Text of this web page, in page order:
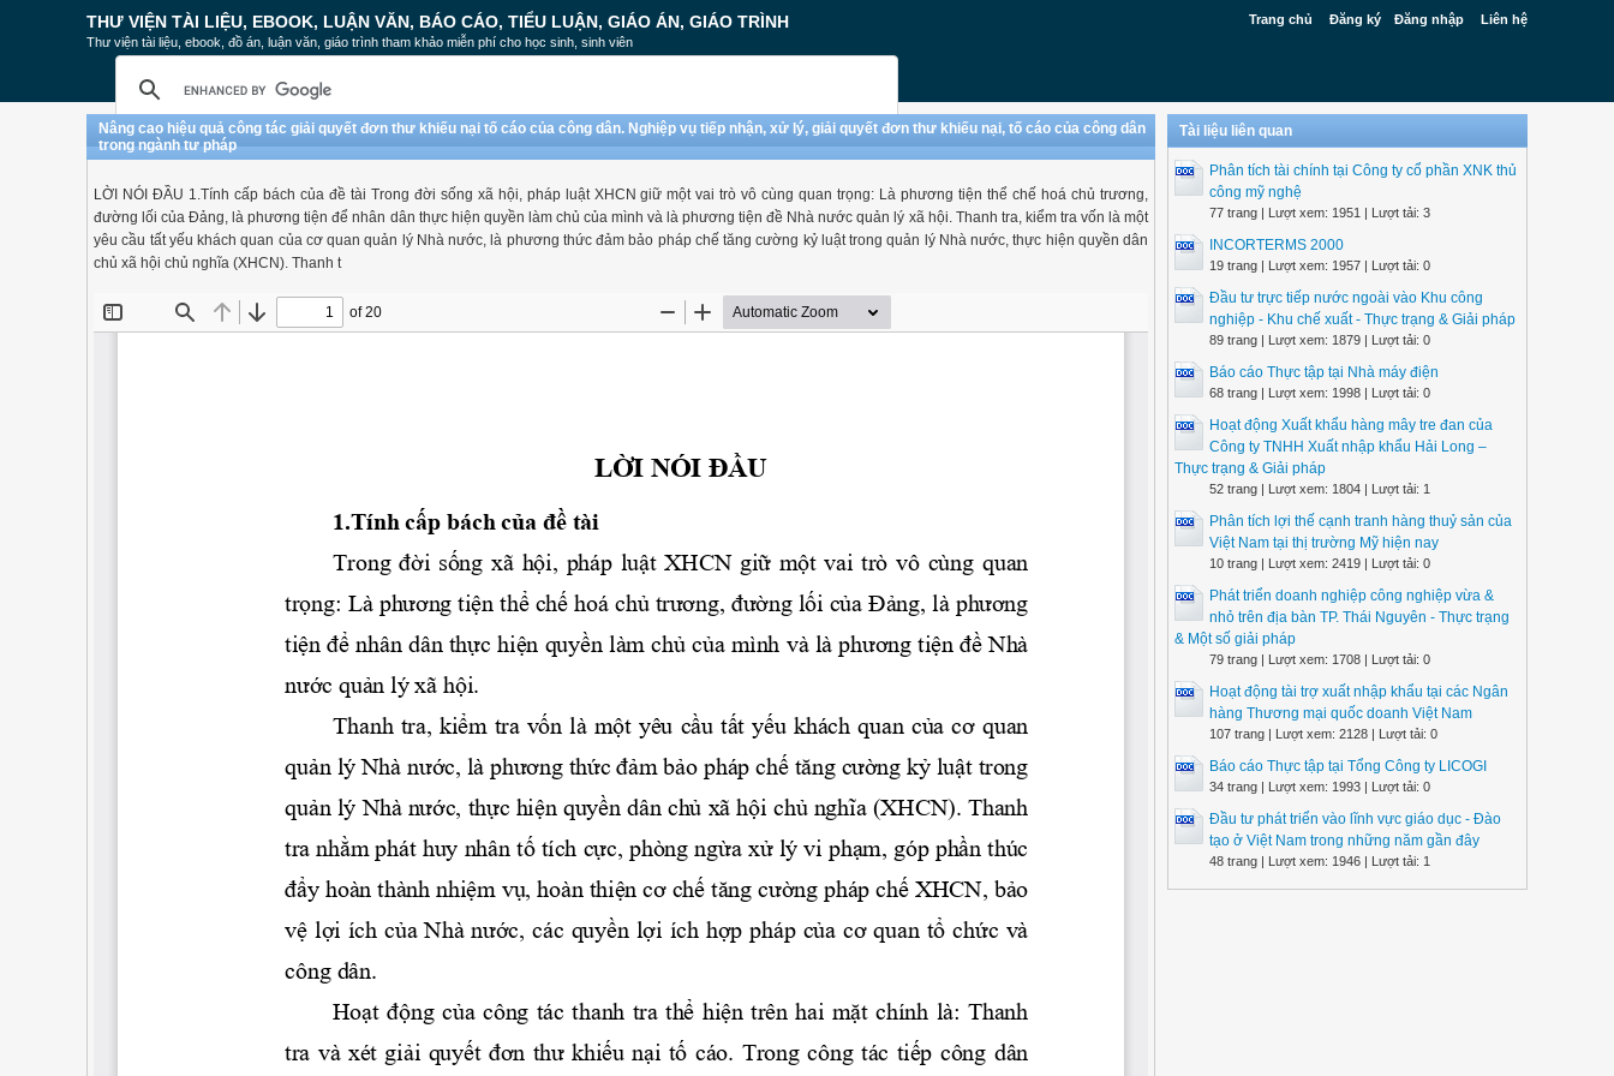
Trang chủ Đăng ký Đăng nhập Liên hệ
THƯ VIỆN TÀI LIỆU, EBOOK, LUẬN VĂN, BÁO CÁO, TIỂU LUẬN, GIÁO ÁN, GIÁO TRÌNH
Thư viện tài liệu, ebook, đồ án, luận văn, giáo trình tham khảo miễn phí cho học sinh, sinh viên
Nâng cao hiệu quả công tác giải quyết đơn thư khiếu nại tố cáo của công dân. Nghiệp vụ tiếp nhận, xử lý, giải quyết đơn thư khiếu nại, tố cáo của công dân
trong ngành tư pháp
LỜI NÓI ĐẦU 1.Tính cấp bách của đề tài Trong đời sống xã hội, pháp luật XHCN giữ một vai trò vô cùng quan trọng: Là phương tiện thể chế hoá chủ trương,
đường lối của Đảng, là phương tiện để nhân dân thực hiện quyền làm chủ của mình và là phương tiện đề Nhà nước quản lý xã hội. Thanh tra, kiểm tra vốn là một
yêu cầu tất yếu khách quan của cơ quan quản lý Nhà nước, là phương thức đảm bảo pháp chế tăng cường kỷ luật trong quản lý Nhà nước, thực hiện quyền dân
chủ xã hội chủ nghĩa (XHCN). Thanh t
Tài liệu liên quan
Phân tích tài chính tại Công ty cổ phần XNK thủ
công mỹ nghệ
77 trang | Lượt xem: 1951 | Lượt tải: 3
INCORTERMS 2000
19 trang | Lượt xem: 1957 | Lượt tải: 0
Đầu tư trực tiếp nước ngoài vào Khu công
nghiệp - Khu chế xuất - Thực trạng & Giải pháp
89 trang | Lượt xem: 1879 | Lượt tải: 0
Báo cáo Thực tập tại Nhà máy điện
68 trang | Lượt xem: 1998 | Lượt tải: 0
Hoạt động Xuất khẩu hàng mây tre đan của
Công ty TNHH Xuất nhập khẩu Hải Long –
Thực trạng & Giải pháp
52 trang | Lượt xem: 1804 | Lượt tải: 1
Phân tích lợi thế cạnh tranh hàng thuỷ sản của
Việt Nam tại thị trường Mỹ hiện nay
10 trang | Lượt xem: 2419 | Lượt tải: 0
Phát triển doanh nghiệp công nghiệp vừa &
nhỏ trên địa bàn TP. Thái Nguyên - Thực trạng
& Một số giải pháp
79 trang | Lượt xem: 1708 | Lượt tải: 0
Hoạt động tài trợ xuất nhập khẩu tại các Ngân
hàng Thương mại quốc doanh Việt Nam
107 trang | Lượt xem: 2128 | Lượt tải: 0
Báo cáo Thực tập tại Tổng Công ty LICOGI
34 trang | Lượt xem: 1993 | Lượt tải: 0
Đầu tư phát triển vào lĩnh vực giáo dục - Đào
tạo ở Việt Nam trong những năm gần đây
48 trang | Lượt xem: 1946 | Lượt tải: 1